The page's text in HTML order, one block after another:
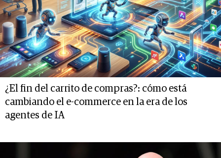
¿El fin del carrito de compras?: cómo está
cambiando el e-commerce en la era de los
agentes de IA